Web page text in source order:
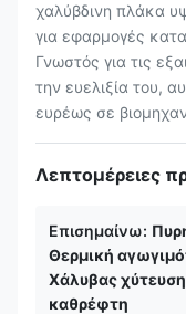
χαλύβδινη πλάκα
για εφαρμογές
Γνωστός για τις
την ευελιξία του,
ευρέως σε
Λεπτομέρειες
Επισημαίνω:
Θερμική
Χάλυβας
καθρέφτη